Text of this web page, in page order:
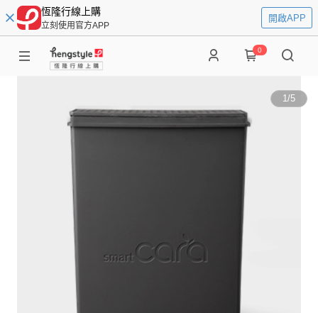
恆隆行線上購
立刻使用官方APP
開啟APP
0
1/5